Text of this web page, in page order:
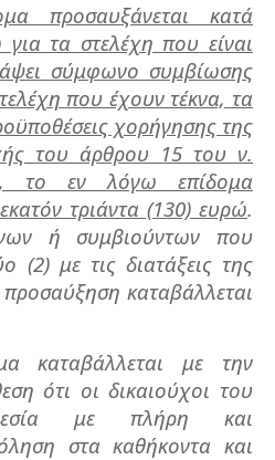
προσαυξάνεται κατά
τα στελέχη που είναι
σύμφωνο συμβίωσης
που έχουν τέκνα, τα
χορήγησης της
του άρθρου 15 του ν.
το εν λόγω επίδομα
τριάντα (130) ευρώ.
ή συμβιούντων που
(2) με τις διατάξεις της
καταβάλλεται
καταβάλλεται με την
ότι οι δικαιούχοι του
με πλήρη και
στα καθήκοντα και